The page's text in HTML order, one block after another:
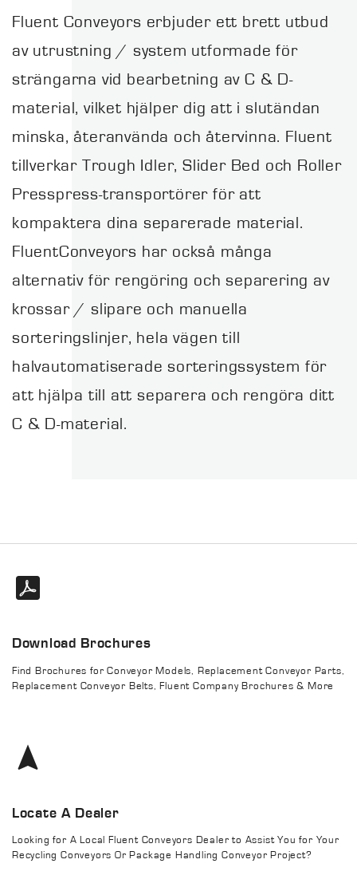
Fluent Conveyors erbjuder ett brett utbud
av utrustning / system utformade för
strängarna vid bearbetning av C & D-
material, vilket hjälper dig att i slutändan
minska, återanvända och återvinna. Fluent
tillverkar Trough Idler, Slider Bed och Roller
Presspress-transportörer för att
kompaktera dina separerade material.
FluentConveyors har också många
alternativ för rengöring och separering av
krossar / slipare och manuella
sorteringslinjer, hela vägen till
halvautomatiserade sorteringssystem för
att hjälpa till att separera och rengöra ditt
C & D-material.
Download Brochures
Find Brochures for Conveyor Models, Replacement Conveyor Parts,
Replacement Conveyor Belts, Fluent Company Brochures & More
Locate A Dealer
Looking for A Local Fluent Conveyors Dealer to Assist You for Your
Recycling Conveyors Or Package Handling Conveyor Project?